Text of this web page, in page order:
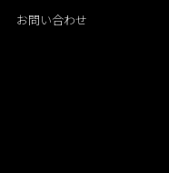
お問い合わせ